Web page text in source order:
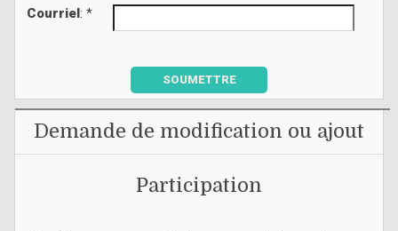
Courriel: *
SOUMETTRE
Demande de modification ou ajout
Participation